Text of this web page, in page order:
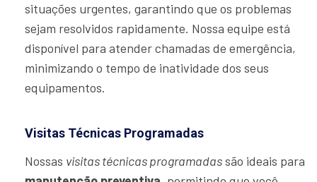
situações urgentes, garantindo que os problemas
sejam resolvidos rapidamente. Nossa equipe está
disponível para atender chamadas de emergência,
minimizando o tempo de inatividade dos seus
equipamentos.
Visitas Técnicas Programadas
Nossas visitas técnicas programadassão ideais para